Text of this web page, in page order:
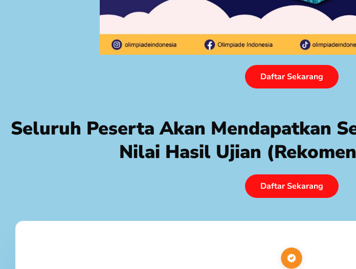
Daftar Sekarang
Seluruh Peserta Akan Mendapatkan
Nilai Hasil Ujian
Daftar Sekarang